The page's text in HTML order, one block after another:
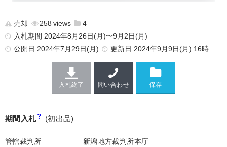
売却 258
4
入札期間 2024年8月26日(月)〜9月2日(月)
公開日 2024年7月29日(月) 更新日 2024年9月9日(月) 16時
入札終了 問い合わせ
期間入札 (初出品)
管轄裁判所
新潟地方裁判所本庁